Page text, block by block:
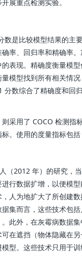
展重点检测实验。
数是比较模型结果的主
率、回归率和精确率
表现。精确度衡量模
模型找到所有相关情
分数综合了精确度和回
采用了 COCO 检测指
。使用的度量指标包括
（2012 年）的研究，
行数据扩增，以便模型
人为地扩大了所创建
集而言，这些技术包
此外，在灰霉病数据
在遮挡（物体隐藏在另
型。这些技术只用于